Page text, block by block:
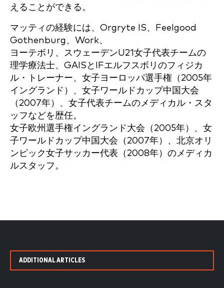
えることができる。
マッティの経験には、Orgryte IS、Feelgood
Gothenburg、Work、
ヨーテボリ、スウェーデンU21女子代表チームの
理学療法士、GAISとIFエルフスボリのフィジカ
ル・トレーナー、女子ヨーロッパ選手権（2005年
イングランド）、女子ワールドカップ中国大会
（2007年）、女子代表チームのメディカル・スタ
ッフなどを歴任。
女子欧州選手権イングランド大会（2005年）、女
子ワールドカップ中国大会（2007年）、北京オリ
ンピック女子サッカー代表（2008年）のメディカ
ルスタッフ。
ADDITIONAL ARTICLES